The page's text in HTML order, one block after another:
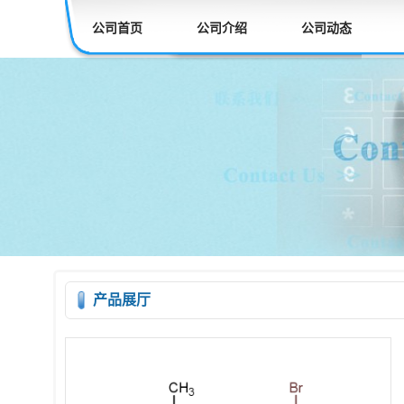
公司首页 公司介绍 公司动态
产品展厅